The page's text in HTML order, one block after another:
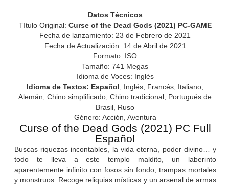
Datos Técnicos
Título Original: Curse of the Dead Gods (2021) PC-GAME
Fecha de lanzamiento: 23 de Febrero de 2021
Fecha de Actualización: 14 de Abril de 2021
Formato: ISO
Tamaño: 741 Megas
Idioma de Voces: Inglés
Idioma de Textos: Español , Inglés, Francés, Italiano,
Alemán, Chino simplificado, Chino tradicional, Portugués de
Brasil, Ruso
Género: Acción, Aventura
Curse of the Dead Gods (2021) PC Full
Español
Buscas riquezas incontables, la vida eterna, poder divino… y
todo te lleva a este templo maldito, un laberinto
aparentemente infinito con fosos sin fondo, trampas mortales
y monstruos. Recoge reliquias místicas y un arsenal de armas